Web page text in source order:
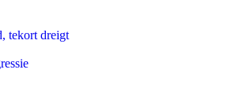
tekort dreigt